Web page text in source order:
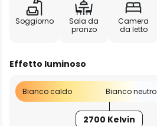
Soggiorno
Sala da
pranzo
Camera
da letto
Effetto luminoso
Bianco caldo Bianco neutro
2700 Kelvin